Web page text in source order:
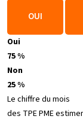
OUI
Oui
75 %
Non
25 %
Le chiffre du mois
des TPE PME